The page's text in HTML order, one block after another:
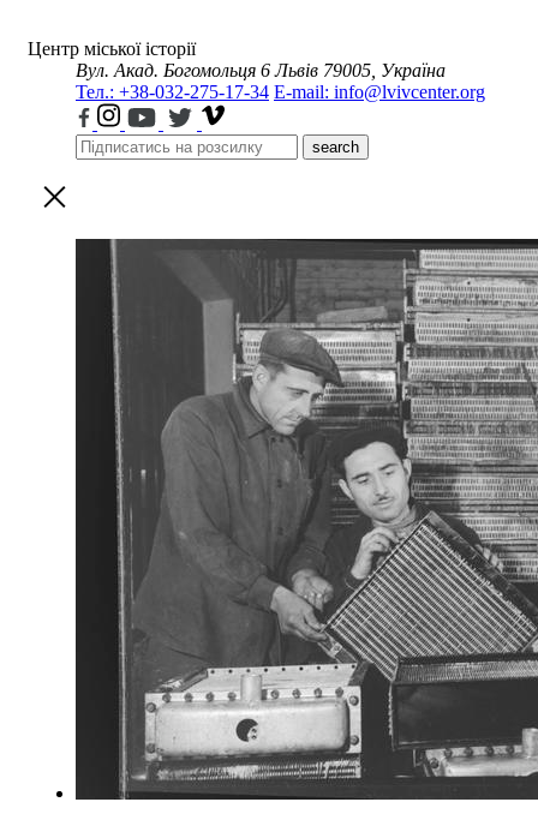
Центр міської історії
Вул. Акад. Богомольця 6 Львів 79005, Україна
Тел.: +38-032-275-17-34 E-mail: info@lvivcenter.org
search